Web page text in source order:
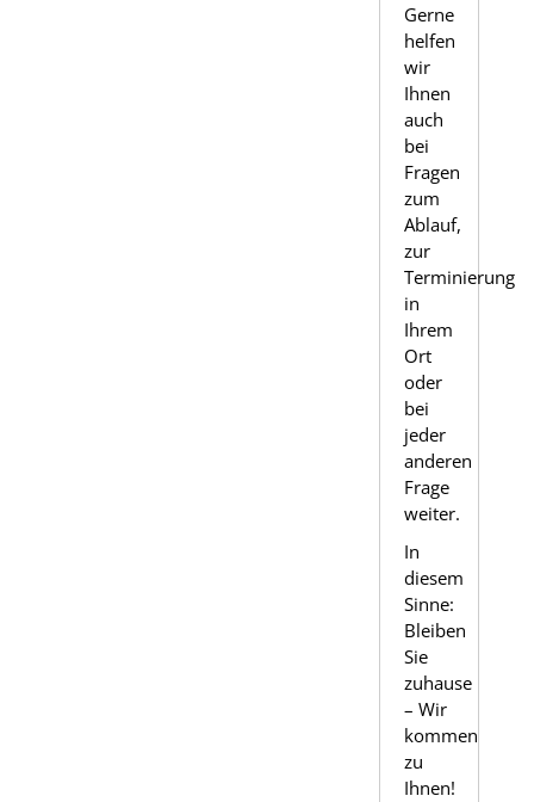
Gerne
helfen
wir
Ihnen
auch
bei
Fragen
zum
Ablauf,
zur
Terminierung
in
Ihrem
Ort
oder
bei
jeder
anderen
Frage
weiter.
In
diesem
Sinne:
Bleiben
Sie
zuhause
– Wir
kommen
zu
Ihnen!